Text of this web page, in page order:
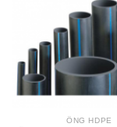
ỐNG HDPE